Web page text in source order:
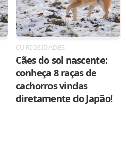
CURIOSIDADES
Cães do sol nascente:
conheça 8 raças de
cachorros vindas
diretamente do Japão!